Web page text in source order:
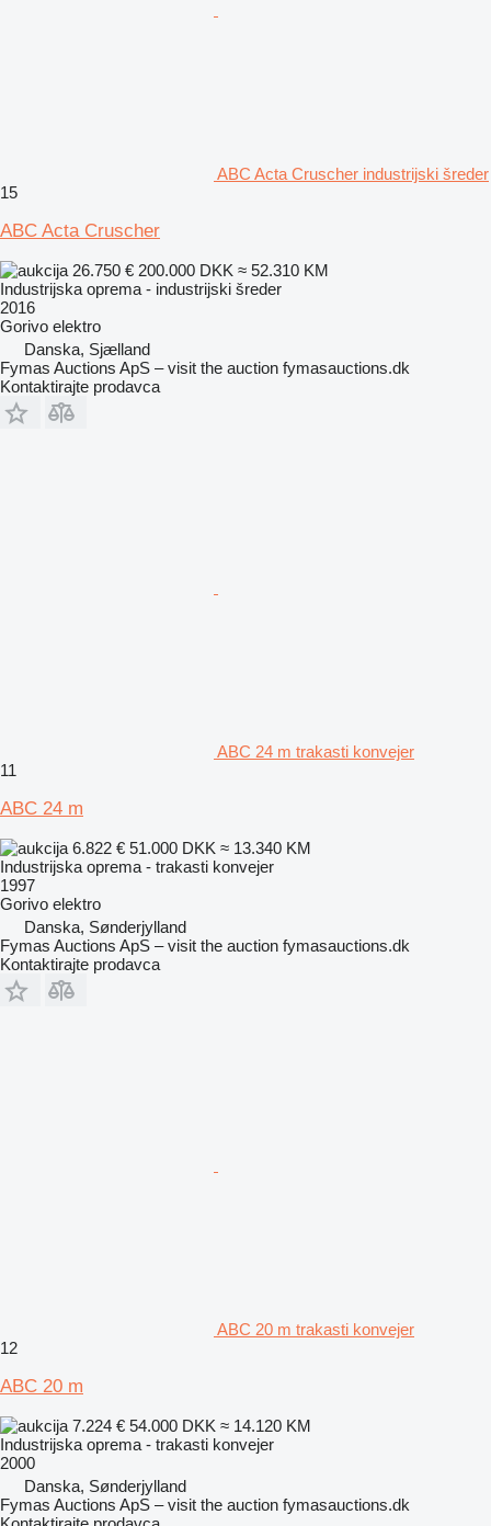
ABC Acta Cruscher industrijski šreder
15
ABC Acta Cruscher
26.750 € 200.000 DKK ≈ 52.310 KM
Industrijska oprema - industrijski šreder
2016
Gorivo elektro
Danska, Sjælland
Fymas Auctions ApS – visit the auction fymasauctions.dk
Kontaktirajte prodavca
ABC 24 m trakasti konvejer
11
ABC 24 m
6.822 € 51.000 DKK ≈ 13.340 KM
Industrijska oprema - trakasti konvejer
1997
Gorivo elektro
Danska, Sønderjylland
Fymas Auctions ApS – visit the auction fymasauctions.dk
Kontaktirajte prodavca
ABC 20 m trakasti konvejer
12
ABC 20 m
7.224 € 54.000 DKK ≈ 14.120 KM
Industrijska oprema - trakasti konvejer
2000
Danska, Sønderjylland
Fymas Auctions ApS – visit the auction fymasauctions.dk